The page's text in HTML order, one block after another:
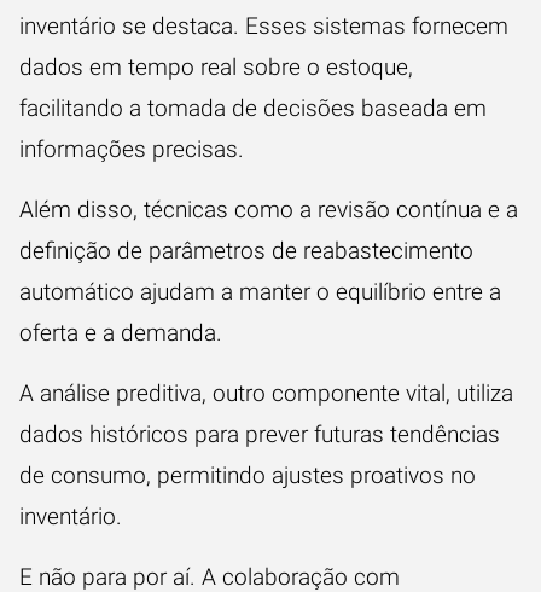
inventário se destaca. Esses sistemas fornecem
dados em tempo real sobre o estoque,
facilitando a tomada de decisões baseada em
informações precisas.
Além disso, técnicas como a revisão contínua e a
definição de parâmetros de reabastecimento
automático ajudam a manter o equilíbrio entre a
oferta e a demanda.
A análise preditiva, outro componente vital, utiliza
dados históricos para prever futuras tendências
de consumo, permitindo ajustes proativos no
inventário.
E não para por aí. A colaboração com